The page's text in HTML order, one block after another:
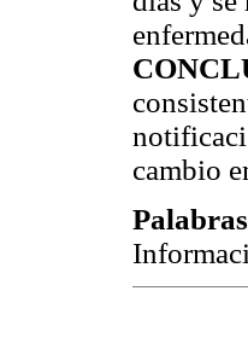
cambio